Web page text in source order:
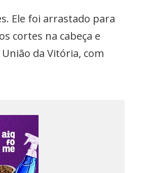
Ele foi arrastado para
cortes na cabeça e
da Vitória, com